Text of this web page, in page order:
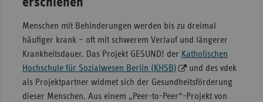
Menschen mit Behinderungen werden bis zu dreimal
häufiger krank – oft mit schwerem Verlauf und längerer
Krankheitsdauer. Das Projekt GESUND! der Katholischen
Hochschule für Sozialwesen Berlin (KHSB)
und des vdek
als Projektpartner widmet sich der Gesundheitsförderung
dieser Menschen. Aus einem „Peer-to-Peer“-Projekt von